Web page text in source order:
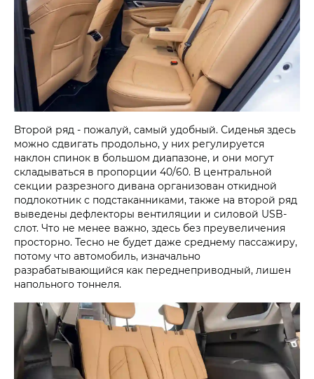
Второй ряд - пожалуй, самый удобный. Сиденья здесь
можно сдвигать продольно, у них регулируется
наклон спинок в большом диапазоне, и они могут
складываться в пропорции 40/60. В центральной
секции разрезного дивана организован откидной
подлокотник с подстаканниками, также на второй ряд
выведены дефлекторы вентиляции и силовой USB-
cлот. Что не менее важно, здесь без преувеличения
просторно. Тесно не будет даже среднему пассажиру,
потому что автомобиль, изначально
разрабатывающийся как переднеприводный, лишен
напольного тоннеля.